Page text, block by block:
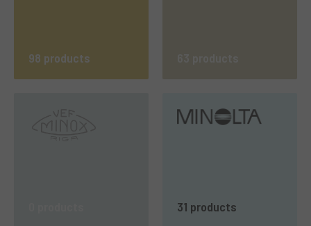
98 products
31 products